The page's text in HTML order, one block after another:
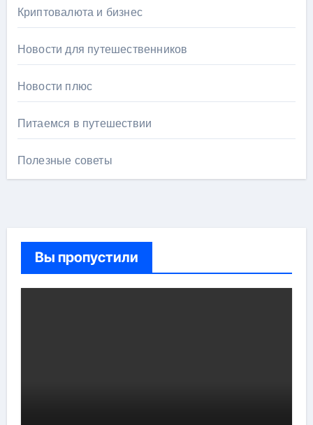
Криптовалюта и бизнес
Новости для путешественников
Новости плюс
Питаемся в путешествии
Полезные советы
Вы пропустили